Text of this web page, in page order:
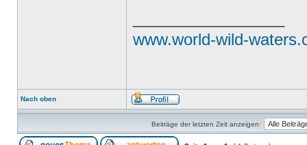
www.world-wild-
Nach oben
Beiträge der letzten Zeit anzeigen: